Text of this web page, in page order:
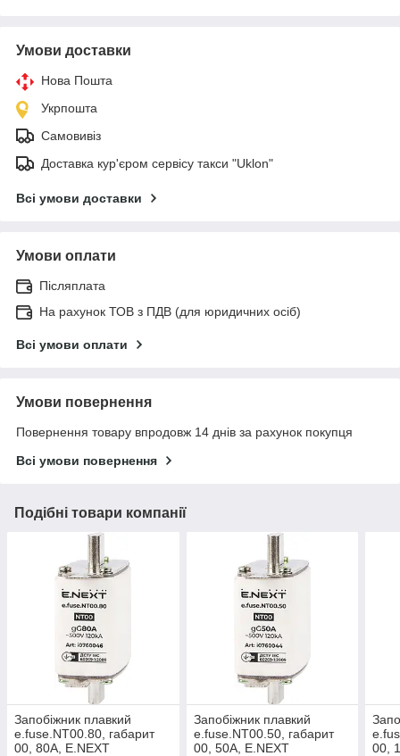
Умови доставки
Нова Пошта
Укрпошта
Самовивіз
Доставка кур'єром сервісу такси "Uklon"
Всі умови доставки
Умови оплати
Післяплата
На рахунок ТОВ з ПДВ (для юридичних осіб)
Всі умови оплати
Умови повернення
Повернення товару впродовж 14 днів за рахунок покупця
Всі умови повернення
Подібні товари компанії
Запобіжник плавкий
e.fuse.NT00.80, габарит
00, 80А, E.NEXT
Запобіжник плавкий
e.fuse.NT00.50, габарит
00, 50А, E.NEXT
00,